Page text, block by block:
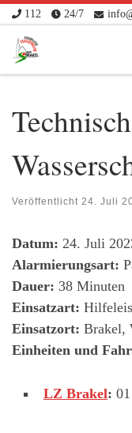
Zum Inhalt springen
112 24/7
Veröffentlicht 24. Juli
Datum: 24. Juli
Alarmierungsart:
Dauer: 38 Minuten
Einsatzart:
Einsatzort: Brakel,
Einheiten und
LZ Brakel: